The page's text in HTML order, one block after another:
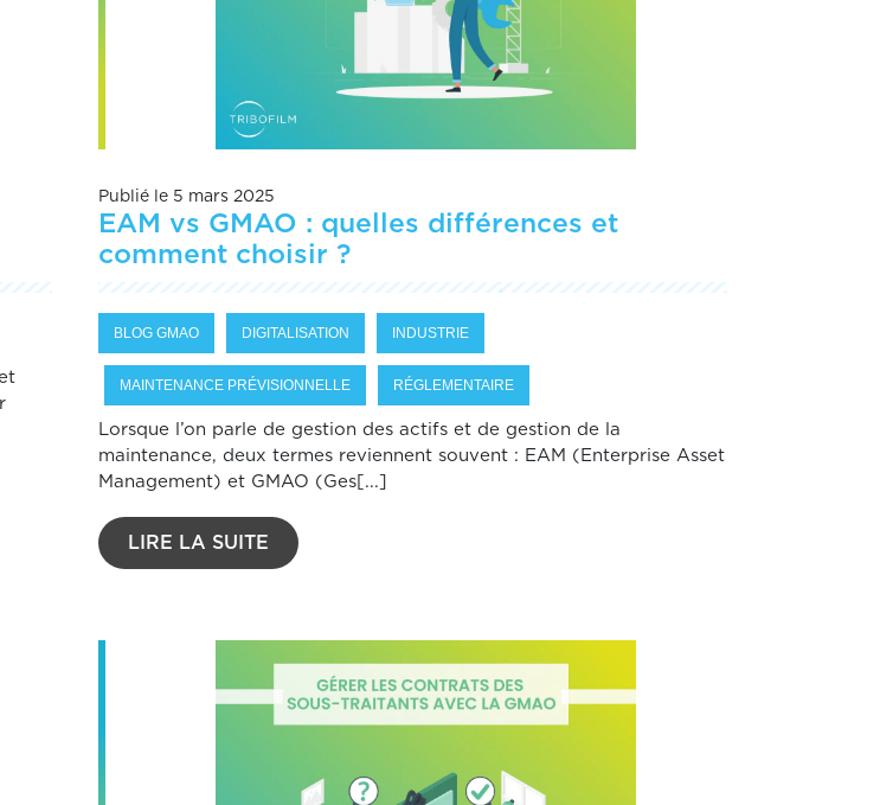
Publié le 5 mars 2025
EAM vs GMAO : quelles différences et
comment choisir ?
BLOG GMAO DIGITALISATION INDUSTRIE
MAINTENANCE PRÉVISIONNELLE RÉGLEMENTAIRE
Lorsque l’on parle de gestion des actifs et de gestion de la
maintenance, deux termes reviennent souvent : EAM (Enterprise Asset
Management) et GMAO (Ges[...]
LIRE LA SUITE